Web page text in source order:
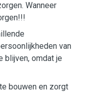
Wanneer
van
blijven, omdat je
bouwen en zorgt